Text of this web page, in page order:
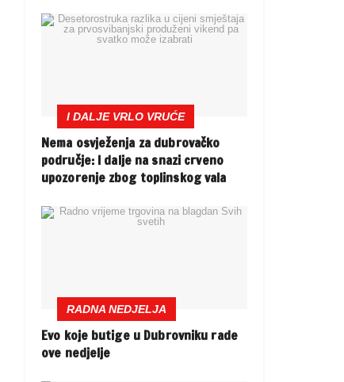
I DALJE VRLO VRUĆE
Nema osvježenja za dubrovačko
područje: I dalje na snazi crveno
upozorenje zbog toplinskog vala
RADNA NEDJELJA
Evo koje butige u Dubrovniku rade
ove nedjelje